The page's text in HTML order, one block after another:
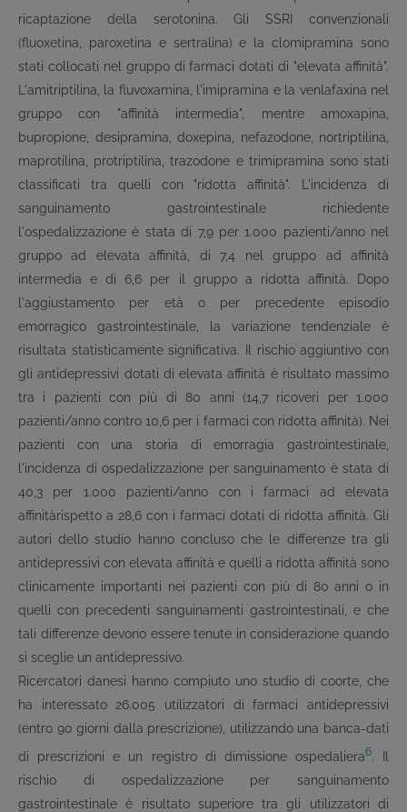
ricaptazione della serotonina. Gli SSRI convenzionali
(fluoxetina, paroxetina e sertralina) e la clomipramina sono
stati collocati nel gruppo di farmaci dotati di "elevata affinità".
L'amitriptilina, la fluvoxamina, l'imipramina e la venlafaxina nel
gruppo con "affinità intermedia", mentre amoxapina,
bupropione, desipramina, doxepina, nefazodone, nortriptilina,
maprotilina, protriptilina, trazodone e trimipramina sono stati
classificati tra quelli con "ridotta affinità". L'incidenza di
sanguinamento gastrointestinale richiedente
l'ospedalizzazione è stata di 7,9 per 1.000 pazienti/anno nel
gruppo ad elevata affinità, di 7,4 nel gruppo ad affinità
intermedia e di 6,6 per il gruppo a ridotta affinità. Dopo
l'aggiustamento per età o per precedente episodio
emorragico gastrointestinale, la variazione tendenziale è
risultata statisticamente significativa. Il rischio aggiuntivo con
gli antidepressivi dotati di elevata affinità è risultato massimo
tra i pazienti con più di 80 anni (14,7 ricoveri per 1.000
pazienti/anno contro 10,6 per i farmaci con ridotta affinità). Nei
pazienti con una storia di emorragia gastrointestinale,
l'incidenza di ospedalizzazione per sanguinamento è stata di
40,3 per 1.000 pazienti/anno con i farmaci ad elevata
affinitàrispetto a 28,6 con i farmaci dotati di ridotta affinità. Gli
autori dello studio hanno concluso che le differenze tra gli
antidepressivi con elevata affinità e quelli a ridotta affinità sono
clinicamente importanti nei pazienti con più di 80 anni o in
quelli con precedenti sanguinamenti gastrointestinali, e che
tali differenze devono essere tenute in considerazione quando
si sceglie un antidepressivo.
Ricercatori danesi hanno compiuto uno studio di coorte, che
ha interessato 26.005 utilizzatori di farmaci antidepressivi
(entro 90 giorni dalla prescrizione), utilizzando una banca-dati
di prescrizioni e un registro di dimissione ospedaliera6. Il
rischio di ospedalizzazione per sanguinamento
gastrointestinale è risultato superiore tra gli utilizzatori di